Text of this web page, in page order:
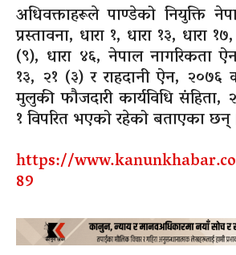
अधिवक्ताहरूलेपाण्डेको नियुक्ति
प्रस्तावना, धारा १, धारा १३, धारा
(९), धारा ४६, नेपाल नागरिकता
१३, २१ (३) र राहदानी ऐन,
मुलुकी फौजदारी कार्यविधि
१ विपरित भएको रहेको बताएका छन्
https://
89